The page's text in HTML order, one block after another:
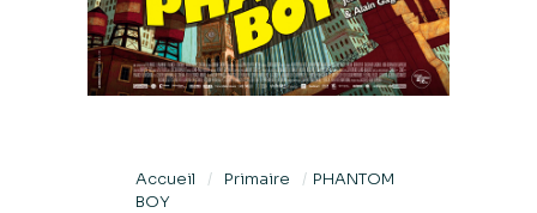
Accueil / Primaire / PHANTOM
BOY